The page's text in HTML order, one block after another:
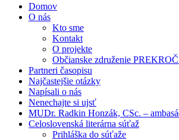
Domov
O nás
Kto sme
Kontakt
O projekte
Občianske združenie
Partneri časopisu
Najčastejšie otázky
Napísali o nás
Nenechajte si ujsť
MUDr. Radkin Honzák, CSc. –
Celoslovenská literárna súťaž
Prihláška do súťaže